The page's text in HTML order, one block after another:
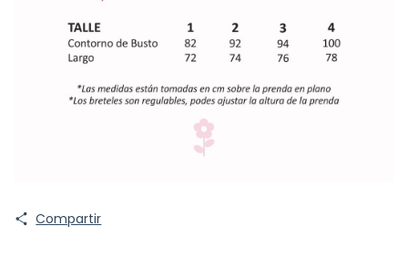
Compartir